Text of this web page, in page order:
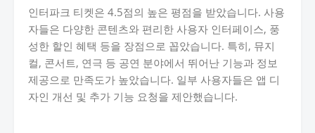
인터파크 티켓은 4.5점의 높은 평점을 받았습니다. 사용
자들은 다양한 콘텐츠와 편리한 사용자 인터페이스, 풍
성한 할인 혜택 등을 장점으로 꼽았습니다. 특히, 뮤지
컬, 콘서트, 연극 등 공연 분야에서 뛰어난 기능과 정보
제공으로 만족도가 높았습니다. 일부 사용자들은 앱 디
자인 개선 및 추가 기능 요청을 제안했습니다.